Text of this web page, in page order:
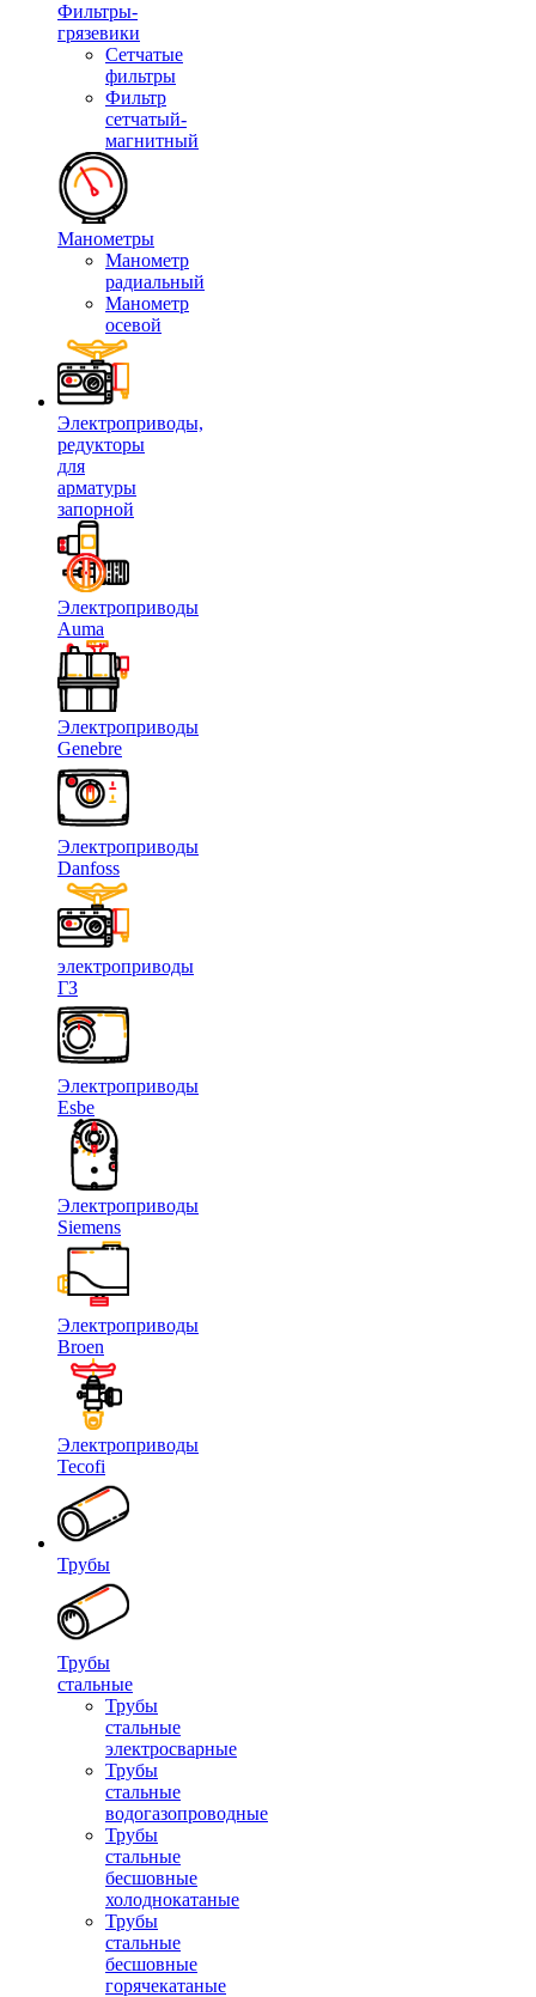
Фильтры-
грязевики
Сетчатые
фильтры
Фильтр
сетчатый-
магнитный
Манометры
Манометр
радиальный
Манометр
осевой
Электроприводы,
редукторы
для
арматуры
запорной
Электроприводы
Auma
Электроприводы
Genebre
Электроприводы
Danfoss
электроприводы
ГЗ
Электроприводы
Esbe
Электроприводы
Siemens
Электроприводы
Broen
Электроприводы
Tecofi
Трубы
Трубы
стальные
Трубы
стальные
электросварные
Трубы
стальные
водогазопроводные
Трубы
стальные
бесшовные
холоднокатаные
Трубы
стальные
бесшовные
горячекатаные